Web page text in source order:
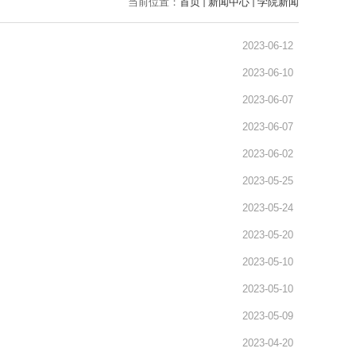
2023-06-12
2023-06-10
2023-06-07
2023-06-07
2023-06-02
2023-05-25
2023-05-24
2023-05-20
2023-05-10
2023-05-10
2023-05-09
2023-04-20